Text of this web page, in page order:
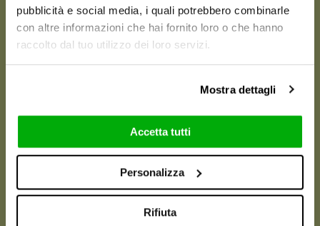
pubblicità e social media, i quali potrebbero combinarle
con altre informazioni che hai fornito loro o che hanno
raccolto dal tuo utilizzo dei loro servizi.
Mostra dettagli
Accetta tutti
Personalizza
Rifiuta
GRAPHICS AND SETTINGS